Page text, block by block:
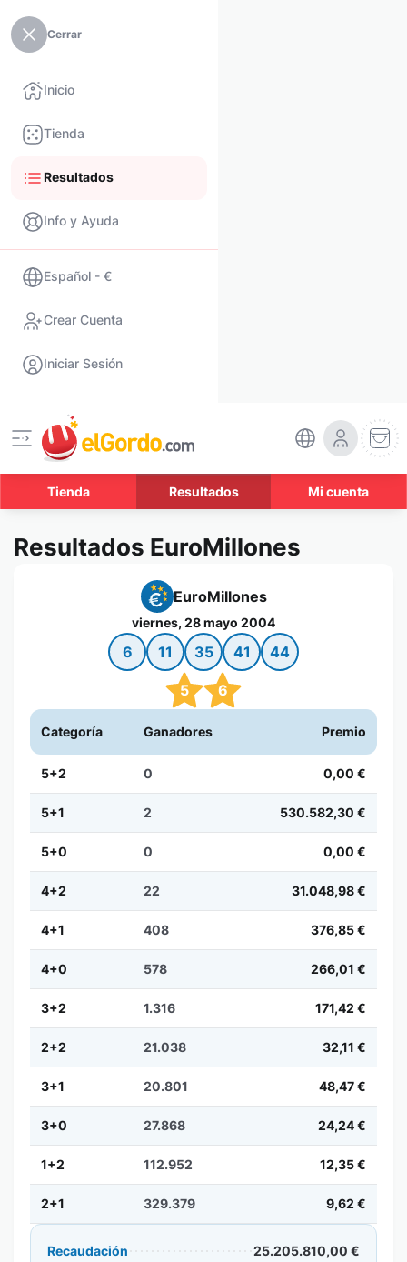
Cerrar
Inicio
Tienda
Resultados
Info y Ayuda
Español - €
Crear Cuenta
Iniciar Sesión
Tienda Resultados Mi cuenta
Resultados EuroMillones
EuroMillones
viernes, 28 mayo 2004
6 11 35 41 44
5 6
Categoría Ganadores Premio
5+2 0 0,00 €
5+1 2 530.582,30 €
5+0 0 0,00 €
4+2 22 31.048,98 €
4+1 408 376,85 €
4+0 578 266,01 €
3+2 1.316 171,42 €
2+2 21.038 32,11 €
3+1 20.801 48,47 €
3+0 27.868 24,24 €
1+2 112.952 12,35 €
2+1 329.379 9,62 €
Recaudación
25.205.810,00 €